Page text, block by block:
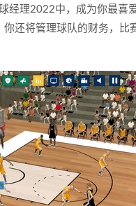
理2022中，成为你最喜
还将管理球队的财务，比